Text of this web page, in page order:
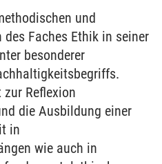
und
Faches Ethik in seiner
besonderer
Reflexion
die Ausbildung einer
in
wie auch in